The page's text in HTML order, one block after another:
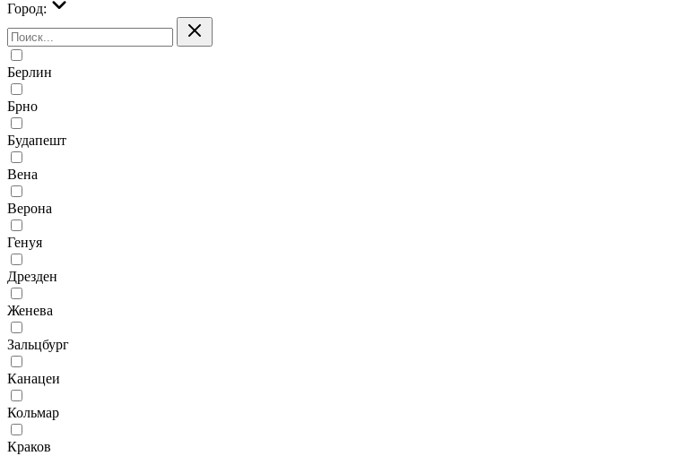
Город:
Берлин
Брно
Будапешт
Вена
Верона
Генуя
Дрезден
Женева
Зальцбург
Канацеи
Кольмар
Краков